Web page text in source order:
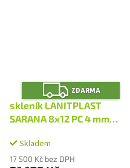
Z
D
A
R
M
ZDARMA
skleník LANITPLAST
SARANA 8x12 PC 4 mm
Skladem
17 500 Kč bez DPH